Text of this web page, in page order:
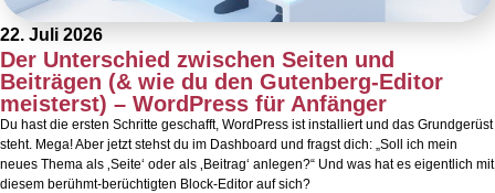
22. Juli 2026
Der Unterschied zwischen Seiten und
Beiträgen (& wie du den Gutenberg-Editor
meisterst) – WordPress für Anfänger
Du hast die ersten Schritte geschafft, WordPress ist installiert und das Grundgerüst
steht. Mega! Aber jetzt stehst du im Dashboard und fragst dich: „Soll ich mein
neues Thema als ‚Seite‘ oder als ‚Beitrag‘ anlegen?“ Und was hat es eigentlich mit
diesem berühmt-berüchtigten Block-Editor auf sich?